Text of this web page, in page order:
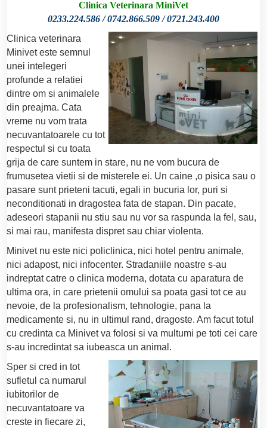
Clinica Veterinara MiniVet
0233.224.586 / 0742.866.509 / 0721.243.400
Clinica veterinara
Minivet este semnul
unei intelegeri
profunde a relatiei
dintre om si animalele
din preajma. Cata
vreme nu vom trata
necuvantatoarele cu tot
respectul si cu toata
grija de care suntem in stare, nu ne vom bucura de
frumusetea vietii si de misterele ei. Un caine ,o pisica sau o
pasare sunt prieteni tacuti, egali in bucuria lor, puri si
neconditionati in dragostea fata de stapan. Din pacate,
adeseori stapanii nu stiu sau nu vor sa raspunda la fel, sau,
si mai rau, manifesta dispret sau chiar violenta.
Minivet nu este nici policlinica, nici hotel pentru animale,
nici adapost, nici infocenter. Stradaniile noastre s-au
indreptat catre o clinica moderna, dotata cu aparatura de
ultima ora, in care prietenii omului sa poata gasi tot ce au
nevoie, de la profesionalism, tehnologie, pana la
medicamente si, nu in ultimul rand, dragoste. Am facut totul
cu credinta ca Minivet va folosi si va multumi pe toti cei care
s-au incredintat sa iubeasca un animal.
Sper si cred in tot
sufletul ca numarul
iubitorilor de
necuvantatoare va
creste in fiecare zi,